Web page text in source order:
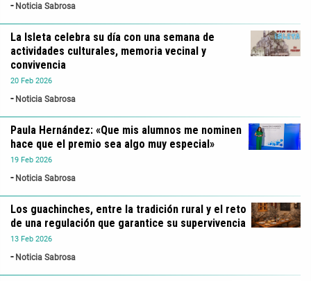
Noticia Sabrosa
20 Feb 2026
Noticia Sabrosa
La Isleta celebra su día con una semana de
actividades culturales, memoria vecinal y
convivencia
19 Feb 2026
Noticia Sabrosa
Paula Hernández: «Que mis alumnos me nominen
hace que el premio sea algo muy especial»
13 Feb 2026
Noticia Sabrosa
Los guachinches, entre la tradición rural y el reto
de una regulación que garantice su supervivencia